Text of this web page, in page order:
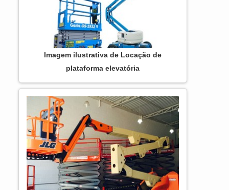
Imagem ilustrativa de Locação de
plataforma elevatória